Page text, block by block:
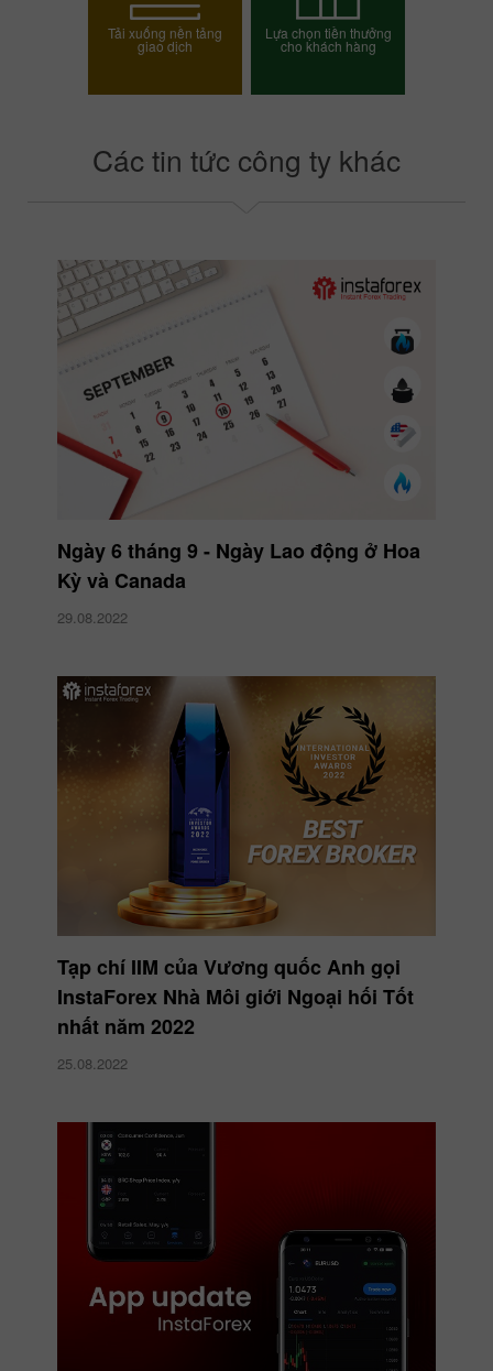
Tải xuống nền tảng
giao dịch
Lựa chọn tiền thưởng
cho khách hàng
Các tin tức công ty khác
Ngày 6 tháng 9 - Ngày Lao động ở Hoa
Kỳ và Canada
29.08.2022
Tạp chí IIM của Vương quốc Anh gọi
InstaForex Nhà Môi giới Ngoại hối Tốt
nhất năm 2022
25.08.2022